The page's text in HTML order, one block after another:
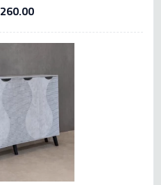
260.00 ريال